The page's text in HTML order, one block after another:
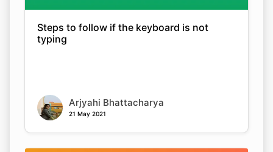
Steps to follow if the keyboard is not
typing
Arjyahi Bhattacharya
21 May 2021